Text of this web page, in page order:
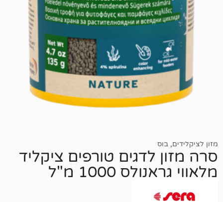
בוס
לדגים טורפים ציקליד
1000 מ"ל